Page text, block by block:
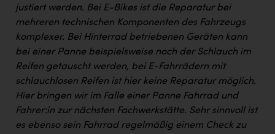
justiert werden. Bei E-Bikes ist die Reparatur bei
mehreren technischen Komponenten des Fahrzeugs
komplexer. Bei Hinterrad betriebenen Geräten kann
bei einer Panne beispielsweise noch der Schlauch im
Reifen getauscht werden, bei E-Fahrrädern mit
schlauchlosen Reifen ist hier keine Reparatur möglich.
Hier bringen wir im Falle einer Panne Fahrrad und
Fahrer:in zur nächsten Fachwerkstätte. Sehr sinnvoll ist
es ebenso sein Fahrrad regelmäßig einem Check zu